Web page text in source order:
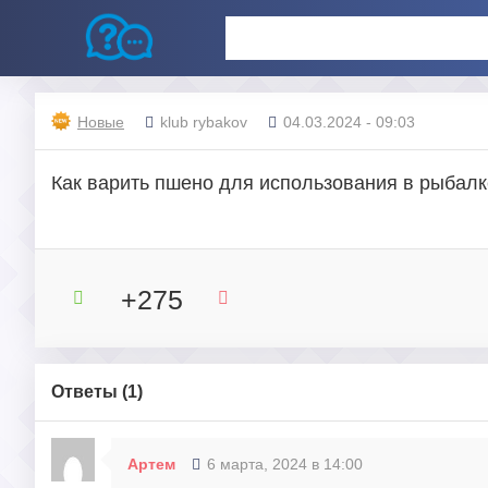
Новые klub rybakov 04.03.2024 - 09:03
Как варить пшено для использования в
+275
Ответы (1)
Артем 6 марта, 2024 в 14:00